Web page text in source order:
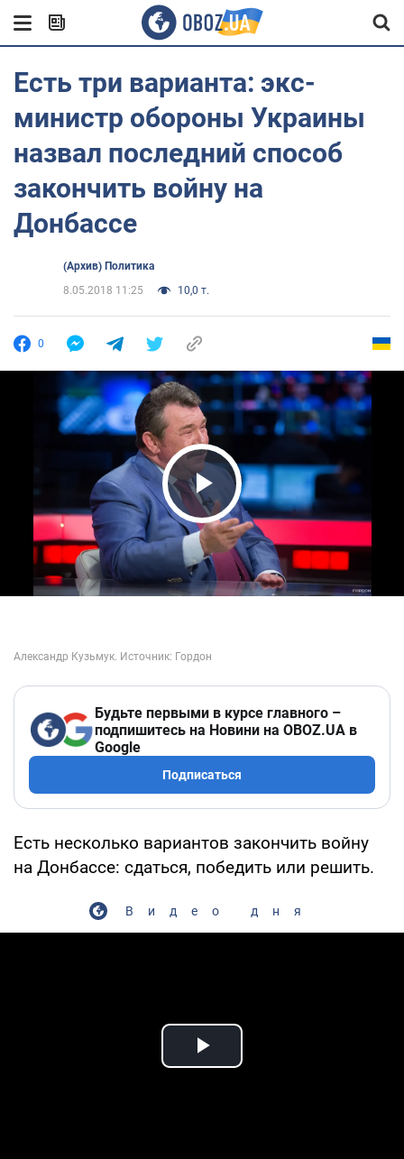
Есть три варианта: экс-
министр обороны Украины
назвал последний способ
закончить войну на
Донбассе
(Архив) Политика
8.05.2018 11:25
10,0 т.
0
Play Video
Будьте первыми в курсе главного –
подпишитесь на Новини на OBOZ.UA в
Google
Подписаться
Есть несколько вариантов закончить войну
на Донбассе: сдаться, победить или решить.
Видео дня
Play Video